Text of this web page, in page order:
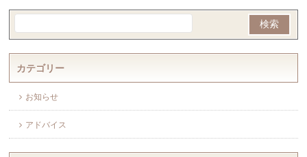
カテゴリー
お知らせ
アドバイス